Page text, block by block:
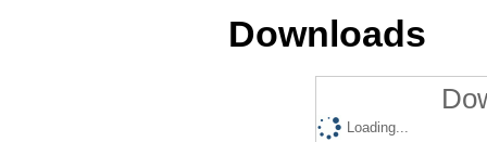
Downloads
Loading...